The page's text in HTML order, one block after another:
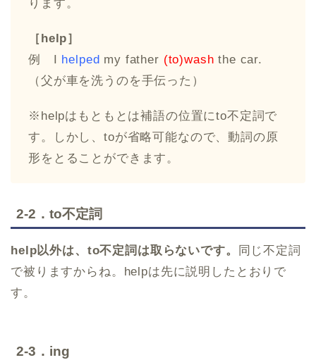
ります。
［help］
例 I helped my father (to)wash the car.
（父が車を洗うのを手伝った）
※helpはもともとは補語の位置にto不定詞で
す。しかし、toが省略可能なので、動詞の原
形をとることができます。
2-2．to不定詞
help以外は、to不定詞は取らないです。
同じ不定詞
で被りますからね。helpは先に説明したとおりで
す。
2-3．ing